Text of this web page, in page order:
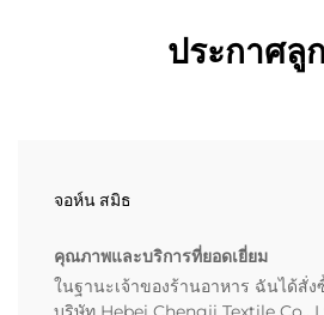
ประกาศลู
จอห์น สมิธ
คุณภาพและบริการที่ยอดเยี่ยม
ในฐานะเจ้าของร้านอาหาร ฉันได้สั่ง